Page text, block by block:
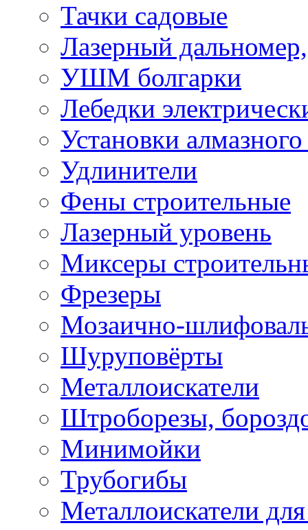
Тачки садовые
Лазерный дальномер,
УШМ болгарки
Лебедки
Установки
Удлинители
Фены строительные
Лазерный уровень
Миксеры
Фрезеры
Мозаично-
Шуруповёрты
Металлоискатели
Штроборезы,
Минимойки
Трубогибы
Металлоискатели